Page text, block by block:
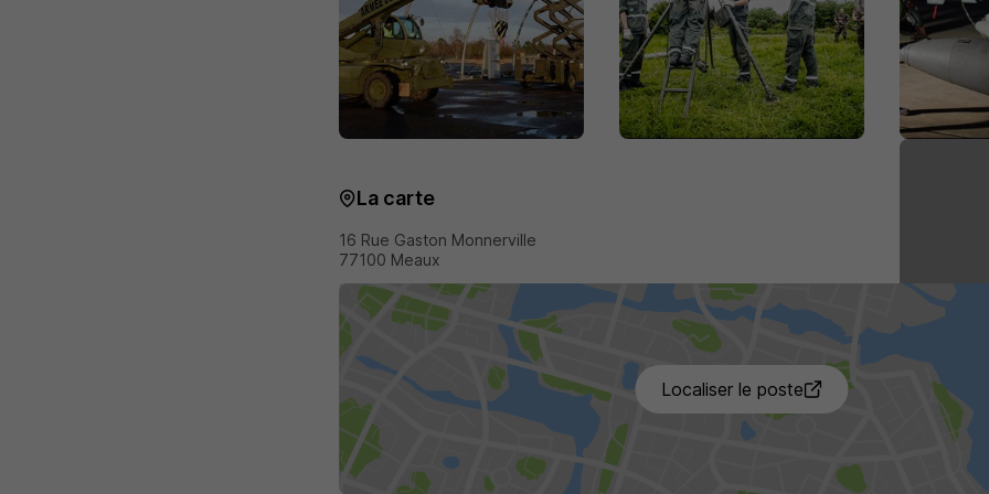
4 de
La carte
16 Rue Gaston Monnerville
77100 Meaux
Localiser le poste